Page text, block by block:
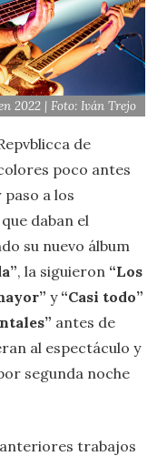
2022 | Foto: Iván Trejo
de
poco antes
a los
daban el
su nuevo álbum
, la siguieron “Los
y“Casi todo”
antes de
al espectáculo y
segunda noche
trabajos